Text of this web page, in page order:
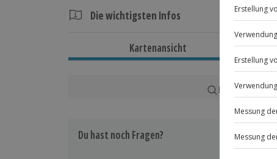
Die wichtigsten Infos
Gesamtdauer: ca. 60 Minuten
Reine Erlebnisdauer: ca. 45 Minuten
Von März bis November zu
Kartenansicht
Karte in
Du hast noch Fragen?